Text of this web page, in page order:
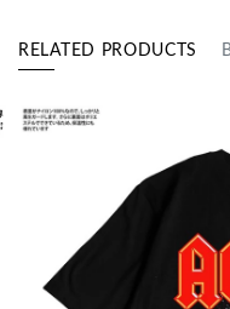
RELATED PRODUCTS